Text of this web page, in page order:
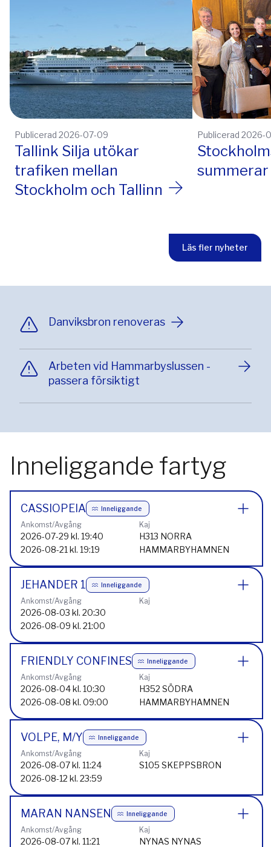
Publicerad 2026-07-09
Tallink Silja utökar
trafiken mellan
Stockholm och Tallinn
Publicerad 2026-
Läs fler nyheter
Danviksbron renoveras
Arbeten vid Hammarbyslussen -
passera försiktigt
Inneliggande fartyg
CASSIOPEIA Inneliggande
Ankomst/Avgång
2026-07-29 kl. 19:40
2026-08-21 kl. 19:19
Kaj
H313 NORRA
HAMMARBYHAMNEN
JEHANDER 1 Inneliggande
Ankomst/Avgång
2026-08-03 kl. 20:30
2026-08-09 kl. 21:00
Kaj
FRIENDLY CONFINES Inneliggande
Ankomst/Avgång
2026-08-04 kl. 10:30
2026-08-08 kl. 09:00
Kaj
H352 SÖDRA
HAMMARBYHAMNEN
VOLPE, M/Y Inneliggande
Ankomst/Avgång
2026-08-07 kl. 11:24
2026-08-12 kl. 23:59
Kaj
S105 SKEPPSBRON
MARAN NANSEN Inneliggande
Ankomst/Avgång
2026-08-07 kl. 11:21
Kaj
NYNAS NYNAS